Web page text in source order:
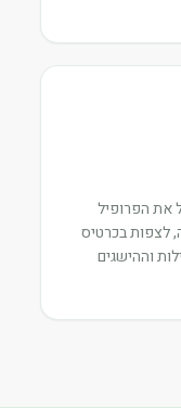
את הפרופיל
לצפות בכרטיס
וההישגים